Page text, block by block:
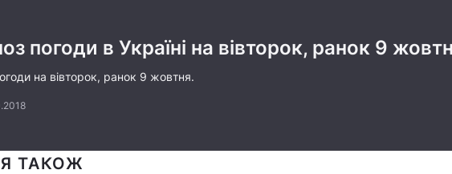
погоди в Україні на вівторок, ранок 9
на вівторок, ранок 9 жовтня.
ТАКОЖ